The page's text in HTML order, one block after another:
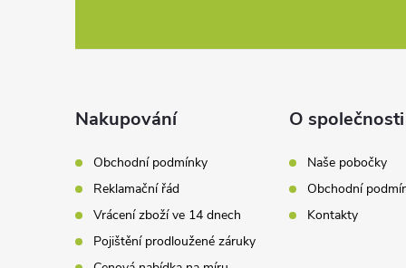
Nakupování
Obchodní podmínky
Reklamační řád
Vrácení zboží ve 14 dnech
Pojištění prodloužené záruky
O společnosti
Naše pobočky
Obchodní
Kontakty